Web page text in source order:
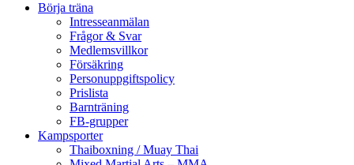
Börja träna
Intresseanmälan
Frågor & Svar
Medlemsvillkor
Försäkring
Personuppgiftspolicy
Prislista
Barnträning
FB-grupper
Kampsporter
Thaiboxning / Muay Thai